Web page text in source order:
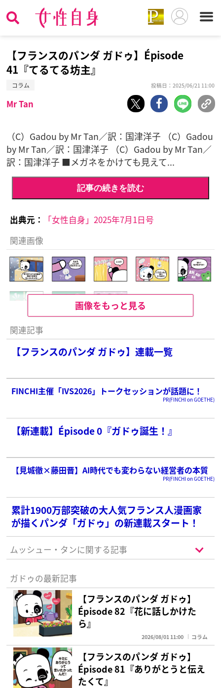
【フランスのパンダ ガドゥ】Épisode
41『てるてる坊主』
コラム 投稿日：2025/06/21 11:00
Mr Tan
（C）Gadou by Mr Tan／訳：国津洋子 （C）Gadou
by Mr Tan／訳：国津洋子 （C）Gadou by Mr Tan／
訳：国津洋子 ■メガネをかけても見えて...
記事の続きを読む
出典元：
「女性自身」2025年7月1日号
関連画像
画像をもっと見る
関連記事
【フランスのパンダ ガドゥ】連載一覧
FINCHI主催「IVS2026」トークセッションが話題に！
PR(FINCHI on GOETHE)
【新連載】Épisode 0『ガドゥ誕生！』
【見城徹×藤田晋】AI時代でも変わらない経営者の本質
PR(FINCHI on GOETHE)
累計1900万部突破の大人気フランス人漫画家
が描くパンダ「ガドゥ」の新連載スタート！
ムッシュー・タンに関する記事
ガドゥの最新記事
【フランスのパンダ ガドゥ】
Épisode 82『花に話しかけた
ら』
2026/08/01 11:00 コラム
【フランスのパンダ ガドゥ】
Épisode 81『ありがとうと伝え
たくて』